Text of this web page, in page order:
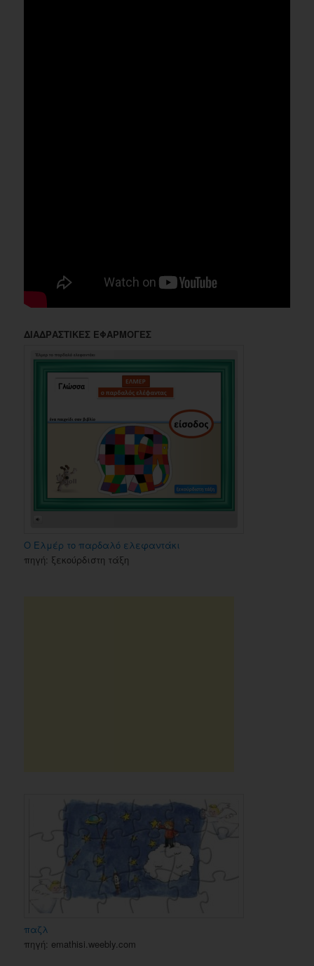
ΔΙΑΔΡΑΣΤΙΚΕΣ ΕΦΑΡΜΟΓΕΣ
Ο Ελμέρ το παρδαλό ελεφαντάκι
πηγή: ξεκούρδιστη τάξη
παζλ
πηγή: emathisi.weebly.com